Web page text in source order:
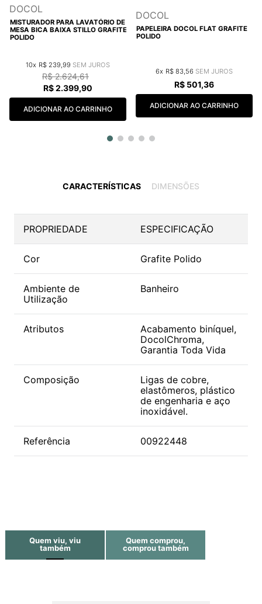
DOCOL
MISTURADOR PARA LAVATÓRIO DE
MESA BICA BAIXA STILLO GRAFITE
POLIDO
10 R$ 239 99
R$ 2.624,61
R$2.399,90
ADICIONAR AO CARRINHO
DOCOL
PAPELEIRA DOCOL FLAT GRAFITE
POLIDO
6 R$ 83,56
R$ 501,36
ADICIONAR AO CARRINHO
CARACTERÍSTICAS DIMENSÕES
PROPRIEDADE ESPECIFICAÇÃO
Cor Grafite Polido
Ambiente de
Utilização
Banheiro
Atributos
Acabamento biníquel,
DocolChroma,
Garantia Toda Vida
Composição
Ligas de cobre,
elastômeros, plástico
de engenharia e aço
inoxidável.
Referência 00922448
Quem viu, viu
também
Quem comprou,
comprou também